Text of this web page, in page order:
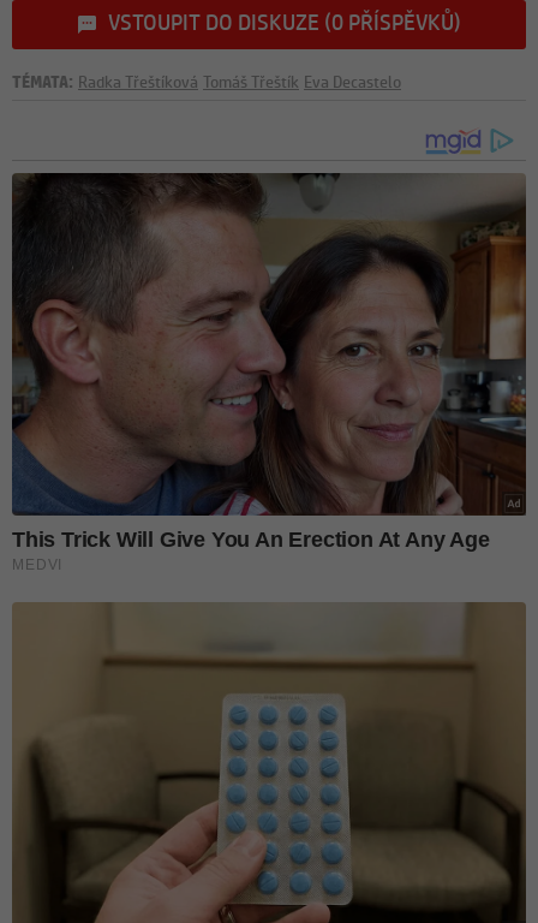
VSTOUPIT DO DISKUZE (0 PŘÍSPĚVKŮ)
TÉMATA: Radka Třeštíková Tomáš Třeštík Eva Decastelo